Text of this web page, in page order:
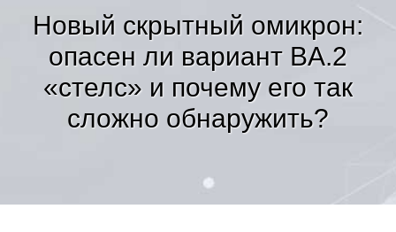
Новый скрытный омикрон:
опасен ли вариант BA.2
«стелс» и почему его так
сложно обнаружить?
Тренды новостей»
Рубрики»